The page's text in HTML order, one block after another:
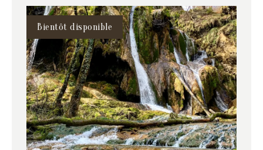
Bientôt disponible